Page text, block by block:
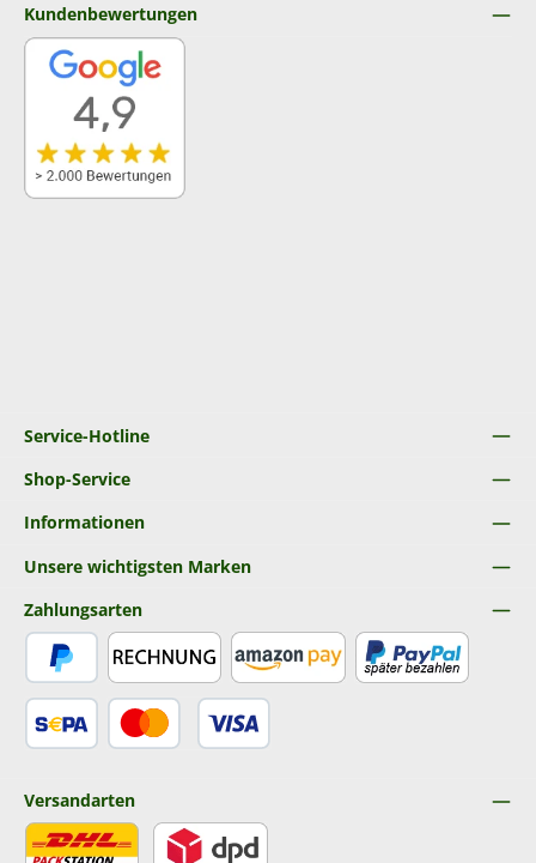
Service-Hotline
Shop-Service
Informationen
Unsere wichtigsten Marken
Kundenbewertungen
Zahlungsarten
Versandarten